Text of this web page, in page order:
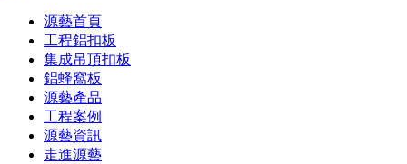
源藝首頁
工程鋁扣板
集成吊頂扣板
鋁蜂窩板
源藝產品
工程案例
源藝資訊
走進源藝